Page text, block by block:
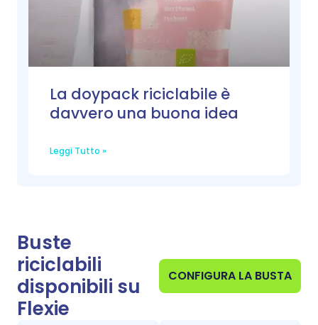
La doypack riciclabile è
davvero una buona idea
Leggi Tutto »
Buste
riciclabili
disponibili su
Flexie
CONFIGURA LA BUSTA